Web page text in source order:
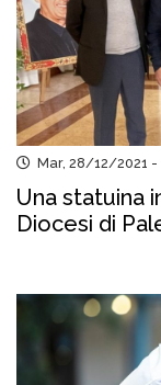
Mar, 28/12/2021 -
Una statuina
Diocesi di